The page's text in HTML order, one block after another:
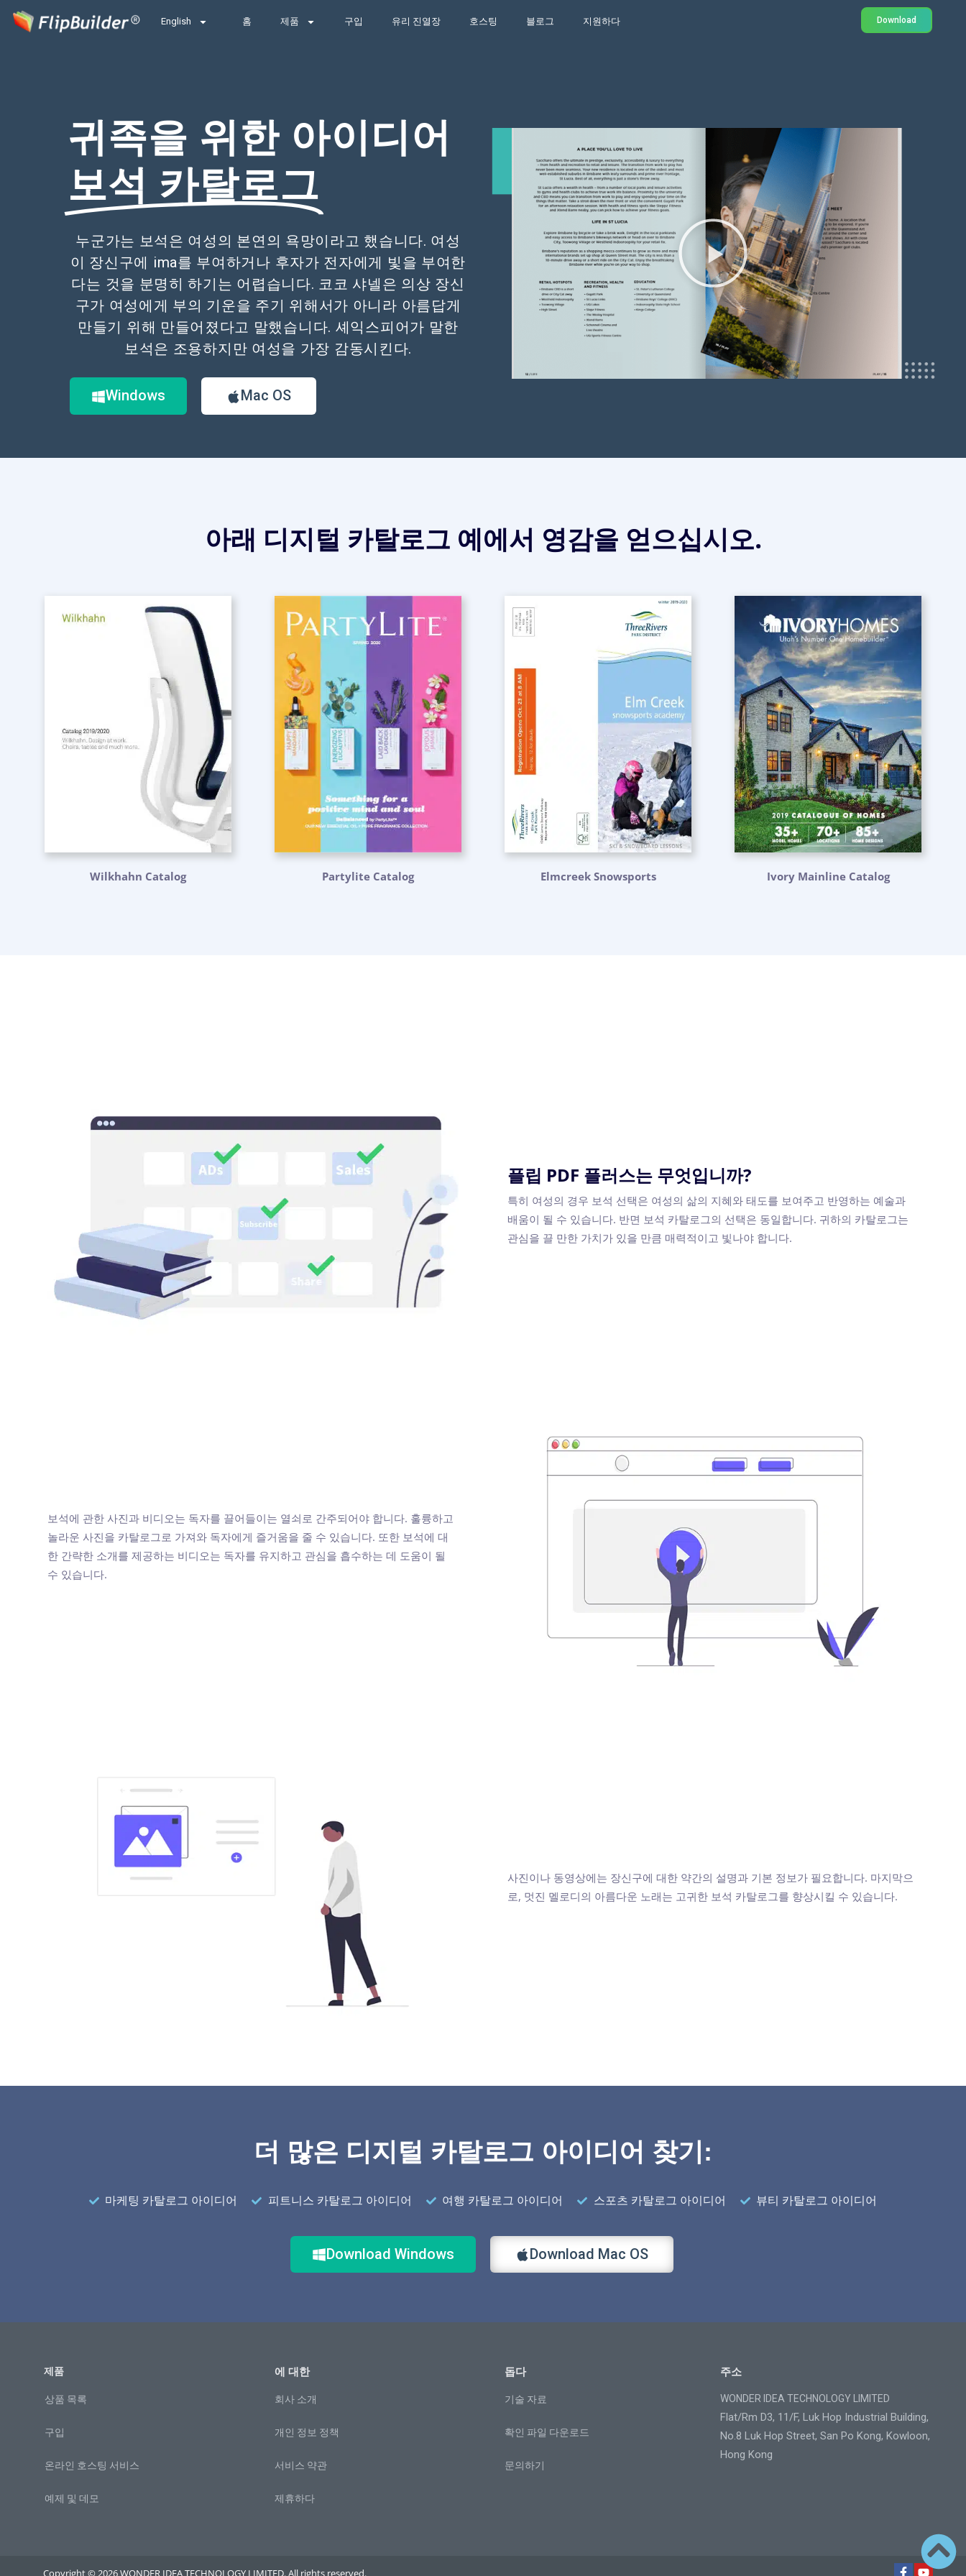
English 홈 제품 구입 유리 진열장 호스팅 블로그 지원하다 Download
귀족을 위한 아이디어
보석 카탈로그
누군가는 보석은 여성의 본연의 욕망이라고 했습니다. 여성
이 장신구에 ima를 부여하거나 후자가 전자에게 빛을 부여한
다는 것을 분명히 하기는 어렵습니다. 코코 샤넬은 의상 장신
구가 여성에게 부의 기운을 주기 위해서가 아니라 아름답게
만들기 위해 만들어졌다고 말했습니다. 셰익스피어가 말한
보석은 조용하지만 여성을 가장 감동시킨다.
Windows Mac OS
아래 디지털 카탈로그 예에서 영감을 얻으십시오.
Wilkhahn Catalog Partylite Catalog Elmcreek Snowsports Ivory Mainline Catalog
플립 PDF 플러스는 무엇입니까?
특히 여성의 경우 보석 선택은 여성의 삶의 지혜와 태도를 보여주고 반영하는 예술과
배움이 될 수 있습니다. 반면 보석 카탈로그의 선택은 동일합니다. 귀하의 카탈로그는
관심을 끌 만한 가치가 있을 만큼 매력적이고 빛나야 합니다.
보석에 관한 사진과 비디오는 독자를 끌어들이는 열쇠로 간주되어야 합니다. 훌륭하고
놀라운 사진을 카탈로그로 가져와 독자에게 즐거움을 줄 수 있습니다. 또한 보석에 대
한 간략한 소개를 제공하는 비디오는 독자를 유지하고 관심을 흡수하는 데 도움이 될
수 있습니다.
사진이나 동영상에는 장신구에 대한 약간의 설명과 기본 정보가 필요합니다. 마지막으
로, 멋진 멜로디의 아름다운 노래는 고귀한 보석 카탈로그를 향상시킬 수 있습니다.
더 많은 디지털 카탈로그 아이디어 찾기:
마케팅 카탈로그 아이디어 피트니스 카탈로그 아이디어 여행 카탈로그 아이디어 스포츠 카탈로그 아이디어 뷰티 카탈로그 아이디어
Download Windows Download Mac OS
제품
상품 목록
구입
온라인 호스팅 서비스
예제 및 데모
에 대한
회사 소개
개인 정보 정책
서비스 약관
제휴하다
돕다
기술 자료
확인 파일 다운로드
문의하기
주소
WONDER IDEA TECHNOLOGY LIMITED
Flat/Rm D3, 11/F, Luk Hop Industrial Building,
No.8 Luk Hop Street, San Po Kong, Kowloon,
Hong Kong